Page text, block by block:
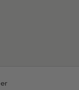
cm